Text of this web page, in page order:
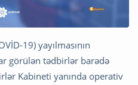
19) yayılmasının
görülən tədbirlər barədə
Kabineti yanında operativ